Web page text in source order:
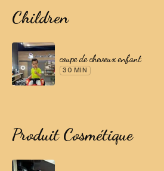
Children
coupe de cheveux enfant
30 MIN
Produit Cosmétique